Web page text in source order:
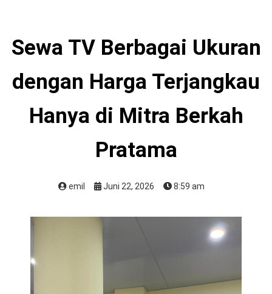
Sewa TV Berbagai Ukuran
dengan Harga Terjangkau
Hanya di Mitra Berkah
Pratama
emil Juni 22, 2026 8:59 am